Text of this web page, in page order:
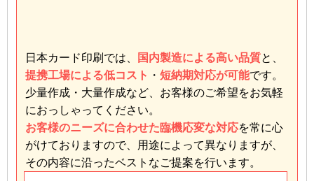
日本カード印刷では、 国内製造による高い品質と、
提携工場による低コスト ・ 短納期対応が可能です。
少量作成・大量作成など、お客様のご希望をお気軽
におっしゃってください。
お客様のニーズに合わせた臨機応変な対応を常に心
がけておりますので、用途によって異なりますが、
その内容に沿ったベストなご提案を行います。